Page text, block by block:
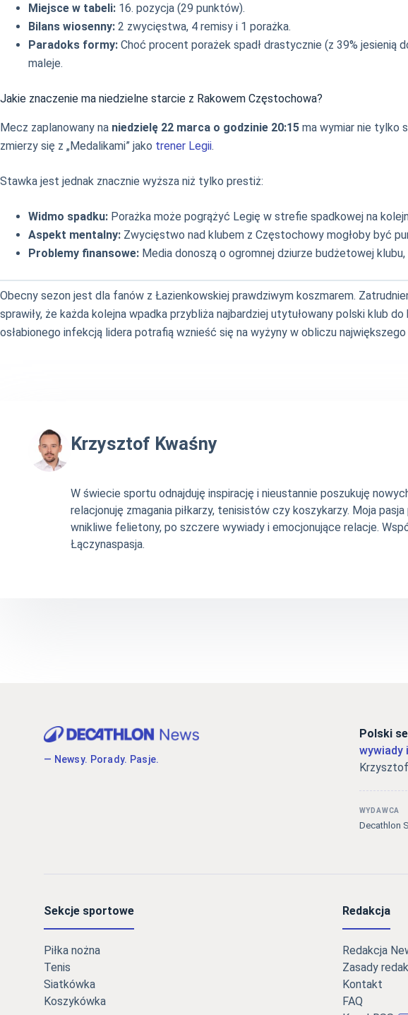
Miejsce w tabeli: 16. pozycja (29 punktów).
Bilans wiosenny: 2 zwycięstwa, 4 remisy i 1 porażka.
Paradoks formy: Choć procent porażek spadł drastycznie (z 39% jesienią
maleje.
Jakie znaczenie ma niedzielne starcie z Rakowem Częstochowa?
Mecz zaplanowany na niedzielę 22 marca o godzinie 20:15 ma wymiar nie tylko
zmierzy się z „Medalikami” jako trener Legii.
Stawka jest jednak znacznie wyższa niż tylko prestiż:
Widmo spadku: Porażka może pogrążyć Legię w strefie spadkowej na
Aspekt mentalny: Zwycięstwo nad klubem z Częstochowy mogłoby być
Problemy finansowe: Media donoszą o ogromnej dziurze budżetowej
Obecny sezon jest dla fanów z Łazienkowskiej prawdziwym koszmarem.
sprawiły, że każda kolejna wpadka przybliża najbardziej utytułowany polski klub
osłabionego infekcją lidera potrafią wznieść się na wyżyny w obliczu
Krzysztof Kwaśny
W świecie sportu odnajduję inspirację i nieustannie poszukuję
relacjonuję zmagania piłkarzy, tenisistów czy koszykarzy. Moja
wnikliwe felietony, po szczere wywiady i emocjonujące relacje.
Łączynaspasja.
— Newsy. Porady. Pasje.
Polski
wywiady
Krzysztof
WYDAWCA
Decathlon
Sekcje sportowe
Piłka nożna
Tenis
Siatkówka
Koszykówka
Redakcja
Redakcja
Zasady
Kontakt
FAQ